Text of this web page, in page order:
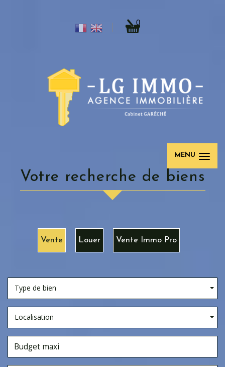
0
MENU
Votre recherche de biens
Vente Louer Vente Immo Pro
Type de bien
Localisation